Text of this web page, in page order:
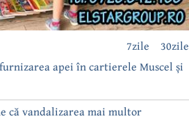
30zile
7zile
apei în cartierele Muscel și
că vandalizarea mai multor